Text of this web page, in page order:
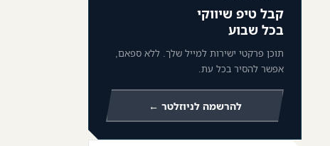
קבל טיפ שיווקי
בכל שבוע
תוכן פרקטי ישירות למייל שלך. ללא ספאם,
אפשר להסיר בכל עת.
להרשמה לניוזלטר ←